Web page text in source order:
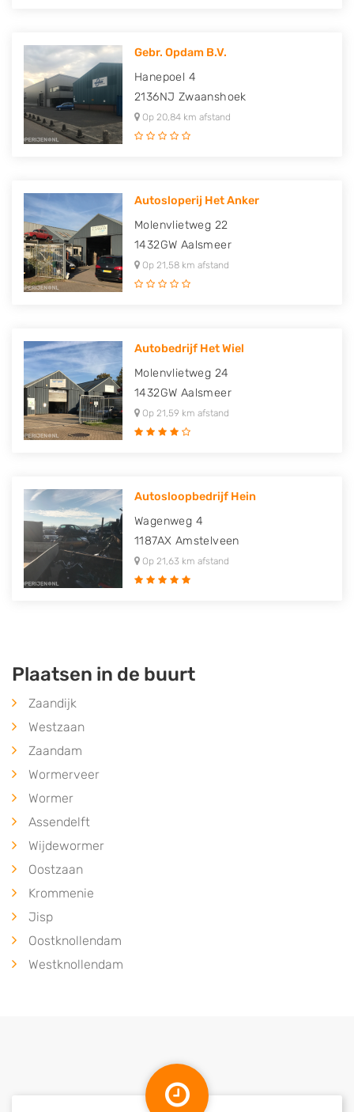
Gebr. Opdam B.V.
Hanepoel 4
2136NJ Zwaanshoek
Op 20,84 km afstand
Autosloperij Het Anker
Molenvlietweg 22
1432GW Aalsmeer
Op 21,58 km afstand
Autobedrijf Het Wiel
Molenvlietweg 24
1432GW Aalsmeer
Op 21,59 km afstand
Autosloopbedrijf Hein
Wagenweg 4
1187AX Amstelveen
Op 21,63 km afstand
Plaatsen in de buurt
Zaandijk
Westzaan
Zaandam
Wormerveer
Wormer
Assendelft
Wijdewormer
Oostzaan
Krommenie
Jisp
Oostknollendam
Westknollendam